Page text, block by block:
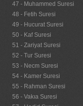
47 - Muhammed Suresi
48 - Fetih Suresi
49 - Hucurat Suresi
50 - Kaf Suresi
51 - Zariyat Suresi
52 - Tur Suresi
53 - Necm Suresi
54 - Kamer Suresi
55 - Rahman Suresi
56 - Vakıa Suresi